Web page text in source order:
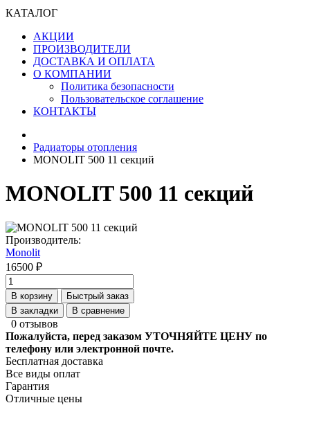
КАТАЛОГ
АКЦИИ
ПРОИЗВОДИТЕЛИ
ДОСТАВКА И ОПЛАТА
О КОМПАНИИ
Политика безопасности
Пользовательское соглашение
КОНТАКТЫ
Радиаторы отопления
MONOLIT 500 11 секций
MONOLIT 500 11 секций
Производитель:
Monolit
16500 ₽
В корзину
Быстрый заказ
В закладки
В сравнение
0 отзывов
Пожалуйста, перед заказом УТОЧНЯЙТЕ ЦЕНУ по
телефону или электронной почте.
Бесплатная доставка
Все виды оплат
Гарантия
Отличные цены